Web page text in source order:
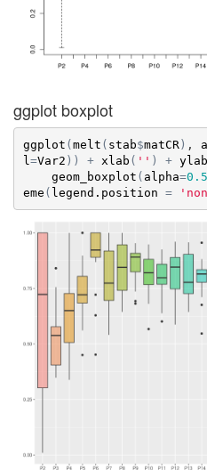
ggplot boxplot
ggplot ( melt ( stab$matCR) ,
l =Var2 ) ) + xlab ( '' ) + ylab
geom_boxplot ( alpha=0.5
eme ( legend.position =